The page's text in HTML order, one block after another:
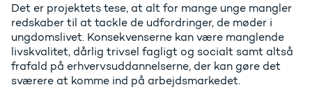
Det er projektets tese, at alt for mange unge mangler
redskaber til at tackle de udfordringer, de møder i
ungdomslivet. Konsekvenserne kan være manglende
livskvalitet, dårlig trivsel fagligt og socialt samt altså
frafald på erhvervsuddannelserne, der kan gøre det
sværere at komme ind på arbejdsmarkedet.